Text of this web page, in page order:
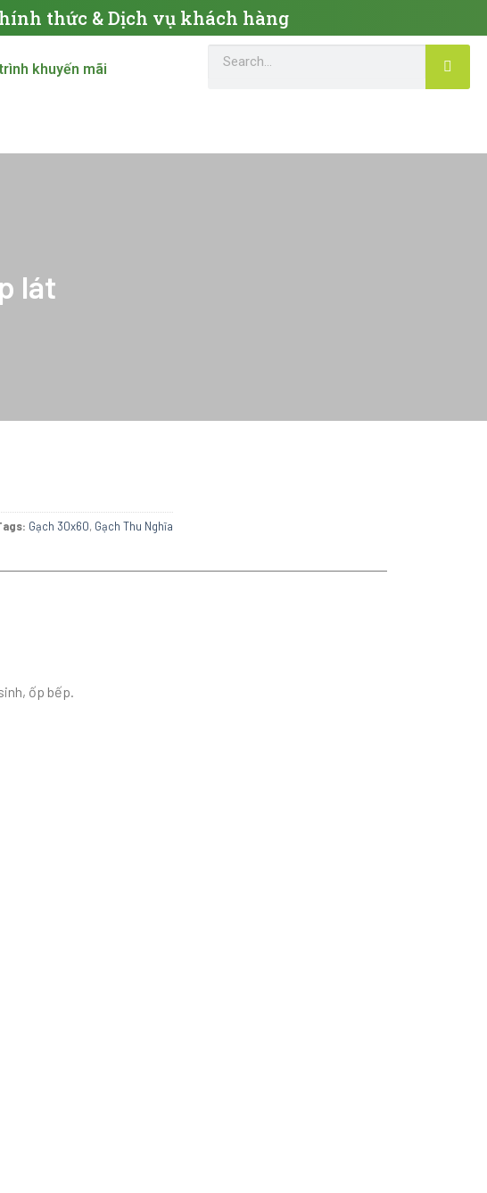
thức & Dịch vụ khách hàng
khuyến mãi
lát
Gạch 30x60, Gạch Thu Nghĩa
ốp bếp.